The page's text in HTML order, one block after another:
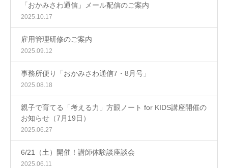
「おかみさわ通信」メール配信のご案内
2025.10.17
雇用管理研修のご案内
2025.09.12
事務所便り「おかみさわ通信7・8月号」
2025.08.18
親子で育てる「考える力」方眼ノート for KIDS講座開催の
お知らせ（7月19日）
2025.06.27
6/21（土）開催！講師体験談座談会
2025.06.11